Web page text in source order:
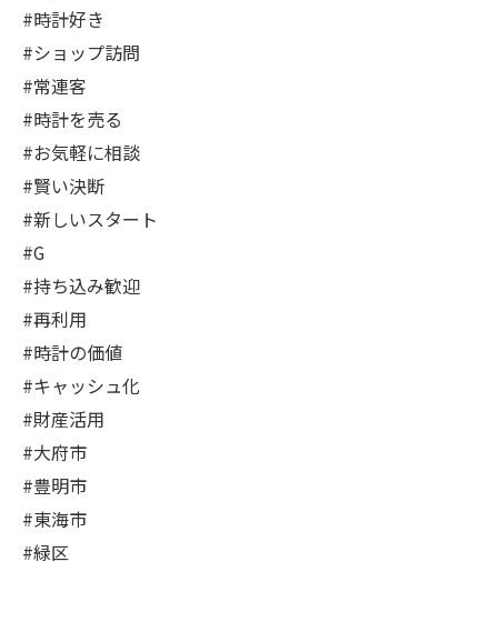
#時計好き
#ショップ訪問
#常連客
#時計を売る
#お気軽に相談
#賢い決断
#新しいスタート
#G
#持ち込み歓迎
#再利用
#時計の価値
#キャッシュ化
#財産活用
#大府市
#豊明市
#東海市
#緑区